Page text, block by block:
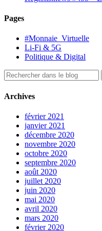
Pages
#Monnaie_Virtuelle
Li-Fi & 5G
Politique & Digital
Archives
février 2021
janvier 2021
décembre 2020
novembre 2020
octobre 2020
septembre 2020
août 2020
juillet 2020
juin 2020
mai 2020
avril 2020
mars 2020
février 2020